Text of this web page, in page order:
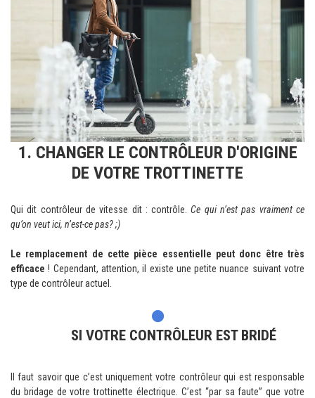
1. CHANGER LE CONTRÔLEUR D'ORIGINE
DE VOTRE TROTTINETTE
Qui dit contrôleur de vitesse dit : contrôle.Ce qui n’est pas vraiment ce
qu’on veut ici, n’est-ce pas? ;)
Le remplacement de cette pièce essentielle peut donc être très
efficace ! Cependant, attention, il existe une petite nuance suivant votre
type de contrôleur actuel.
SI VOTRE CONTRÔLEUR EST BRIDÉ
Il faut savoir que c’est uniquement votre contrôleur qui est responsable
du bridage de votre trottinette électrique. C’est “par sa faute” que votre